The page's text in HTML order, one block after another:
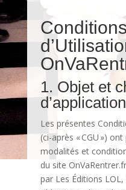
1. Objet et
d’application
Les présentes
(ci-après « CGU »)
modalités et
du site
par Les Éditions